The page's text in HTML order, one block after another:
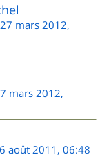
27 mars 2012,
mars 2012,
août 2011, 06:48